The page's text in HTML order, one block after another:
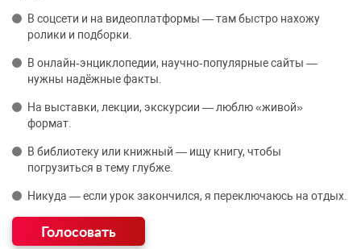
В соцсети и на видеоплатформы — там быстро нахожу
ролики и подборки.
В онлайн‑энциклопедии, научно‑популярные сайты —
нужны надёжные факты.
На выставки, лекции, экскурсии — люблю «живой»
формат.
В библиотеку или книжный — ищу книгу, чтобы
погрузиться в тему глубже.
Никуда — если урок закончился, я переключаюсь на отдых.